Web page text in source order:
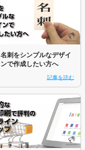
名刺をシンプルなデザイ
ンで作成したい方へ
記事を読む